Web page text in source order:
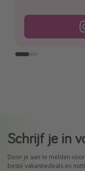
Schrijf je in
Door je aan te melden
beste vakantiedeals en